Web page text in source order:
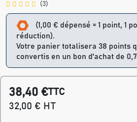
(3)
(1,00 € dépensé = 1 point, 1
réduction).
Votre panier totalisera 38 points
convertis en un bon d'achat de
38,40 €TTC
32,00 € HT